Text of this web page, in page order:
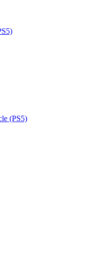
(PS5)